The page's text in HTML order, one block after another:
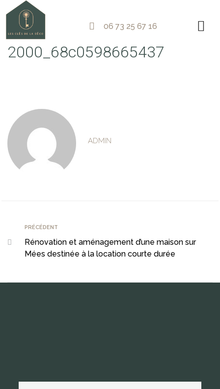
06 73 25 67 16
2000_68c0598665437
ADMIN
PRÉCÉDENT
Rénovation et aménagement d’une maison sur
Mées destinée à la location courte durée